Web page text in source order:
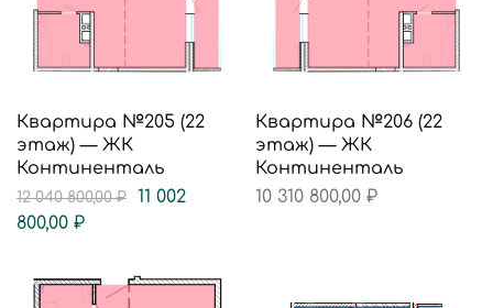
Квартира №205 (22
этаж) — ЖК
Континенталь
12 040 800,00₽
11 002
800,00 ₽
Квартира №206 (22
этаж) — ЖК
Континенталь
10 310 800,00 ₽